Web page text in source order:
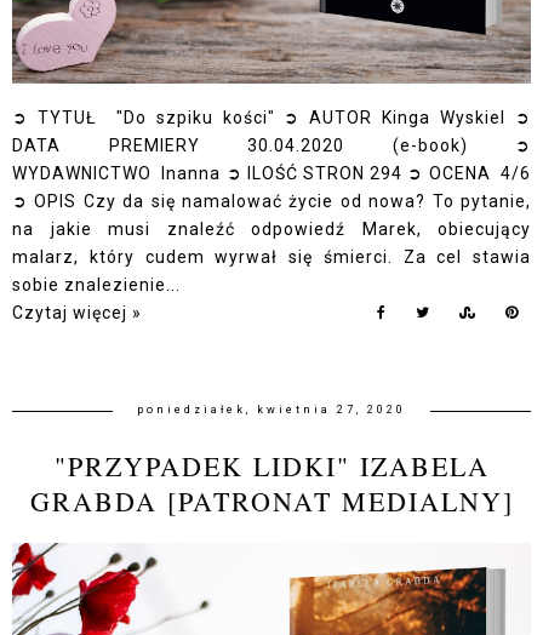
➲ TYTUŁ "Do szpiku kości" ➲ AUTOR Kinga Wyskiel ➲
DATA PREMIERY 30.04.2020 (e-book) ➲
WYDAWNICTWO Inanna ➲ ILOŚĆ STRON 294 ➲ OCENA 4/6
➲ OPIS Czy da się namalować życie od nowa? To pytanie,
na jakie musi znaleźć odpowiedź Marek, obiecujący
malarz, który cudem wyrwał się śmierci. Za cel stawia
sobie znalezienie...
Czytaj więcej »
poniedziałek, kwietnia 27, 2020
"PRZYPADEK LIDKI" IZABELA
GRABDA [PATRONAT MEDIALNY]